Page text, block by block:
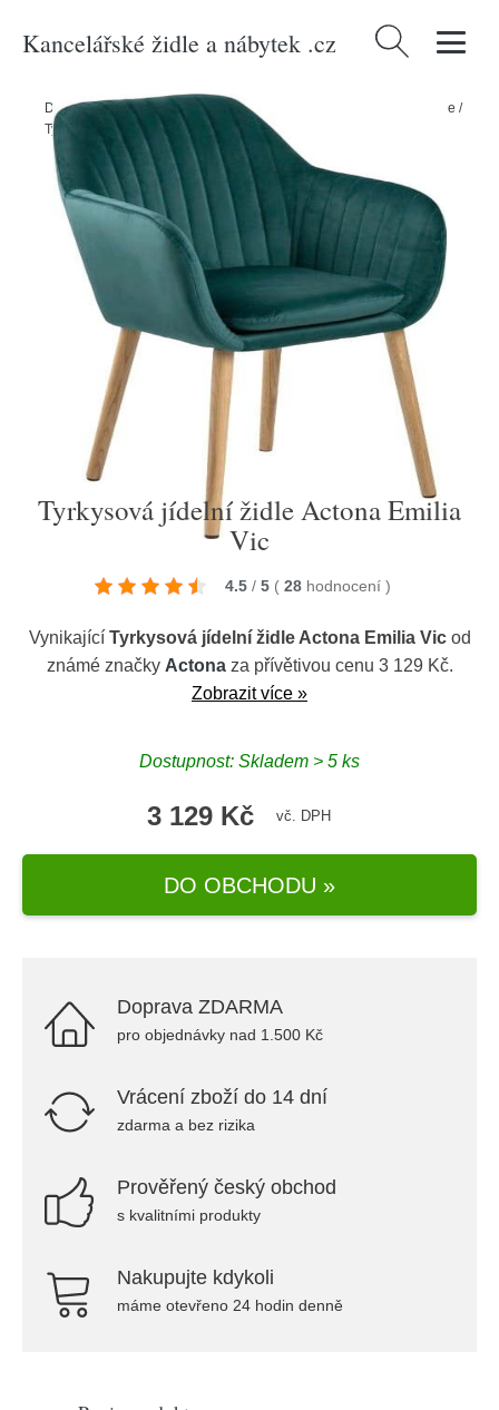
Kancelářské židle a nábytek .cz Vyhledávání
Domů/Produkty > Nábytek > Sedací nábytek > Židle > Jídelní židle /
Tyrkysová jídelní židle Actona Emilia Vic
Tyrkysová jídelní židle Actona Emilia
Vic
4.5 / 5 ( 28 hodnocení )
Vynikající Tyrkysová jídelní židle Actona Emilia Vicod
známé značky Actonaza přívětivou cenu 3 129 Kč.
Zobrazit více »
Dostupnost: Skladem > 5 ks
3 129 Kč vč. DPH
DO OBCHODU »
Doprava ZDARMA
pro objednávky nad 1.500 Kč
Vrácení zboží do 14 dní
zdarma a bez rizika
Prověřený český obchod
s kvalitními produkty
Nakupujte kdykoli
máme otevřeno 24 hodin denně